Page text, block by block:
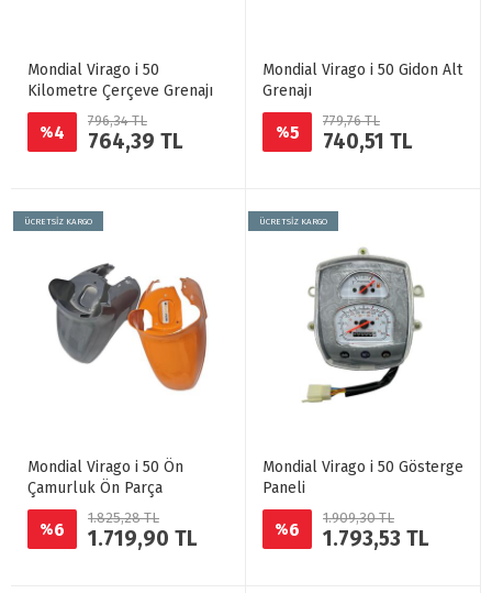
Mondial Virago i 50
Kilometre Çerçeve Grenajı
%4
796,34 TL
764,39 TL
Mondial Virago i 50 Gidon Alt
Grenajı
%5
779,76 TL
740,51 TL
ÜCRETSİZ KARGO
Mondial Virago i 50 Ön
Çamurluk Ön Parça
%6
1.825,28 TL
1.719,90 TL
ÜCRETSİZ KARGO
Mondial Virago i 50 Gösterge
Paneli
%6
1.909,30 TL
1.793,53 TL